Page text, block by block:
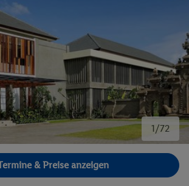
1/72
& Preise anzeigen